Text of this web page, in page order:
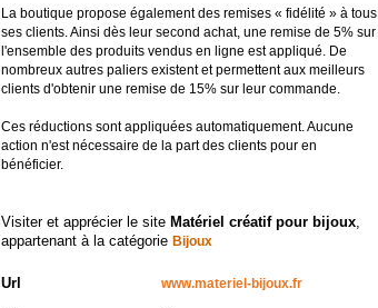
La boutique propose également des remises « fidélité » à tous
ses clients. Ainsi dès leur second achat, une remise de 5% sur
l'ensemble des produits vendus en ligne est appliqué. De
nombreux autres paliers existent et permettent aux meilleurs
clients d'obtenir une remise de 15% sur leur commande.
Ces réductions sont appliquées automatiquement. Aucune
action n'est nécessaire de la part des clients pour en
bénéficier.
Visiter et apprécier le site Matériel créatif pour bijoux,
appartenant à la catégorie Bijoux
Url www.materiel-bijoux.fr